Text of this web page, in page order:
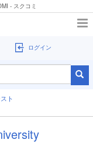
- スクコミ
ログイン
ト